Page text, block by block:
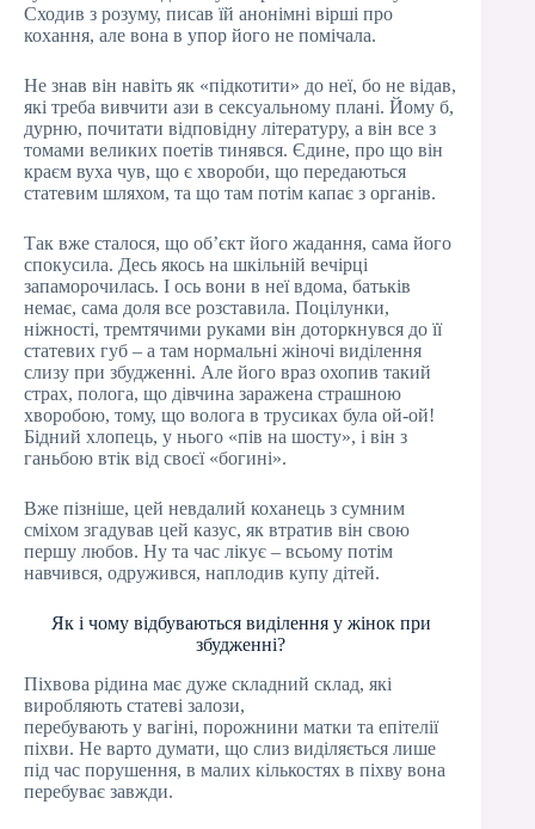
Сходив з розуму, писав їй анонімні вірші про
кохання, але вона в упор його не помічала.
Не знав він навіть як «підкотити» до неї, бо не відав,
які треба вивчити ази в сексуальному плані. Йому б,
дурню, почитати відповідну літературу, а він все з
томами великих поетів тинявся. Єдине, про що він
краєм вуха чув, що є хвороби, що передаються
статевим шляхом, та що там потім капає з органів.
Так вже сталося, що об’єкт його жадання, сама його
спокусила. Десь якось на шкільній вечірці
запаморочилась. І ось вони в неї вдома, батьків
немає, сама доля все розставила. Поцілунки,
ніжності, тремтячими руками він доторкнувся до її
статевих губ – а там нормальні жіночі виділення
слизу при збудженні. Але його враз охопив такий
страх, полога, що дівчина заражена страшною
хворобою, тому, що волога в трусиках була ой-ой!
Бідний хлопець, у нього «пів на шосту», і він з
ганьбою втік від своєї «богині».
Вже пізніше, цей невдалий коханець з сумним
сміхом згадував цей казус, як втратив він свою
першу любов. Ну та час лікує – всьому потім
навчився, одружився, наплодив купу дітей.
Як і чому відбуваються виділення у жінок при
збудженні?
Піхвова рідина має дуже складний склад, які
виробляють статеві залози,
перебувають у вагіні, порожнини матки та епітелії
піхви. Не варто думати, що слиз виділяється лише
під час порушення, в малих кількостях в піхву вона
перебуває завжди.